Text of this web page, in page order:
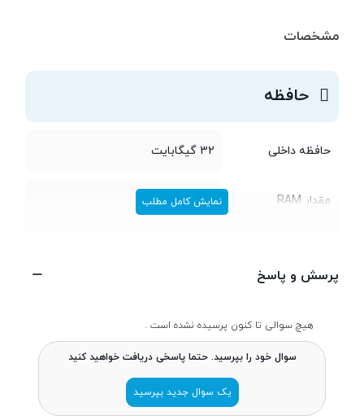
لرزش دست نتوانند کیفیت تصاویر شما را تحت تاثیر قرار دهند.
مشخصات
حافظه
حافظه داخلی 32 گیگابایت
مقدار RAM 4 گیگابایت
مخابرات و ارتباطات
نوع سیم کارت سایز نانو (8.8 × 12.3 میلی‌متر)
4G
نمایش کامل مطلب
پرسش و پاسخ
هیچ سوالی تا کنون پرسیده نشده است .
سوال خود را بپرسید. حتما پاسخی دریافت خواهید کنید
یک سوال جدید بپرسید